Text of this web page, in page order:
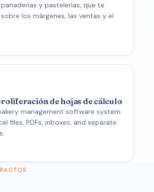
y pastelerías, que te
los márgenes, las ventas y el
de hojas de cálculo
management software system
files, PDFs, inboxes, and separate